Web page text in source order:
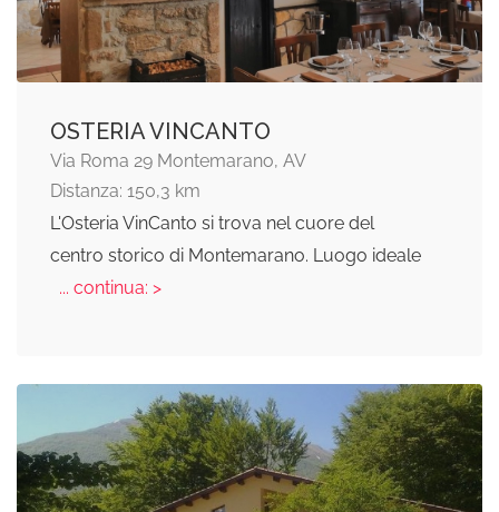
OSTERIA VINCANTO
Via Roma 29 Montemarano, AV
Distanza: 150,3 km
L'Osteria VinCanto si trova nel cuore del
centro storico di Montemarano. Luogo ideale
... continua: >